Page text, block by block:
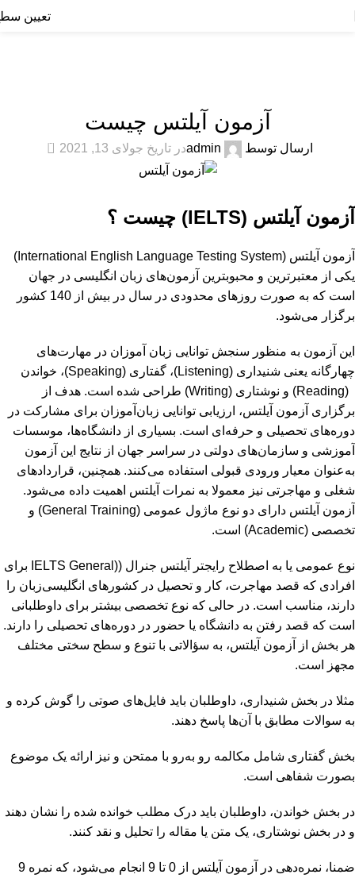
تعیین
آزمون آیلتس چیست
ارسال توسط adminدر تاریخ جولای 13, 2021 0
آزمون آیلتس (IELTS) چیست ؟
آزمون آیلتس (International English Language Testing System)
یکی از معتبرترین و محبوب­ترین آزمون‌های زبان انگلیسی در جهان
است که به صورت روزهای محدودی در سال در بیش از 140 کشور
برگزار می‌شود.
این آزمون به منظور سنجش توانایی زبان آموزان در مهارت‌های
چهارگانه یعنی شنیداری (Listening)، گفتاری (Speaking)، خواندن
(Reading) و نوشتاری (Writing) طراحی شده است. هدف از
برگزاری آزمون آیلتس، ارزیابی توانایی زبان‌آموزان برای مشارکت در
دوره‌های تحصیلی و حرفه‌ای است. بسیاری از دانشگاه‌ها، موسسات
آموزشی و سازمان‌های دولتی در سراسر جهان از نتایج این آزمون
به‌عنوان معیار ورودی قبولی استفاده می‌کنند. همچنین، قراردادهای
شغلی و مهاجرتی نیز معمولا به نمرات آیلتس اهمیت داده می‌شود.
آزمون آیلتس دارای دو نوع ماژول عمومی (General Training) و
تخصصی (Academic) است.
نوع عمومی یا به اصطلاح رایج­تر آیلتس جنرال ((IELTS General برای
افرادی که قصد مهاجرت، کار و تحصیل در کشورهای انگلیسی‌زبان را
دارند، مناسب است. در حالی که نوع تخصصی بیشتر برای داوطلبانی
است که قصد رفتن به دانشگاه یا حضور در دوره‌های تحصیلی را دارند.
هر بخش از آزمون آیلتس، به سؤالاتی با تنوع و سطح سختی مختلف
مجهز است.
مثلا در بخش شنیداری، داوطلبان باید فایل‌های صوتی را گوش کرده و
به سوالات مطابق با آن‌ها پاسخ دهند.
بخش گفتاری شامل مکالمه رو به‌رو با ممتحن و نیز ارائه یک موضوع
بصورت شفاهی است.
در بخش خواندن، داوطلبان باید درک مطلب خوانده شده را نشان دهند
و در بخش نوشتاری، یک متن یا مقاله را تحلیل و نقد کنند.
ضمنا، نمره‌دهی در آزمون آیلتس از 0 تا 9 انجام می‌شود، که نمره 9